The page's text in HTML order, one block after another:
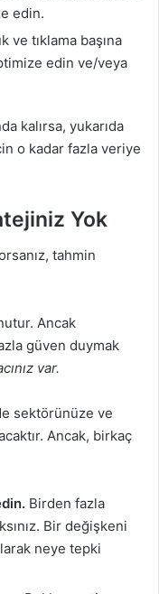
edin.
ve tıklama başına
edin ve/veya
kalırsa, yukarıda
o kadar fazla veriye
Yok
tahmin
Ancak
güven duymak
var.
sektörünüze ve
Ancak, birkaç
Birden fazla
Bir değişkeni
neye tepki